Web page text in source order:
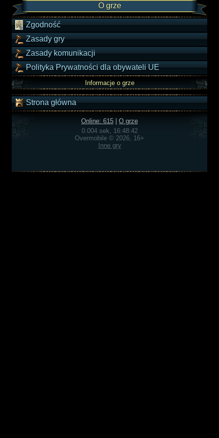
O grze
Zgodność
Zasady gry
Zasady komunikacji
Polityka Prywatności dla obywateli UE
Informacje o grze
Strona główna
Online: 615
O grze
0.004 sek, 16:48:42
Overmobile © 2026, 16+
Inne gry